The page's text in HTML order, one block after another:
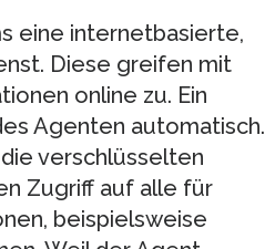
eine internetbasierte,
Diese greifen mit
online zu. Ein
Agenten automatisch.
verschlüsselten
Zugriff auf alle für
beispielsweise